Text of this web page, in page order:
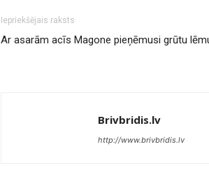
Iepriekšējais raksts
Ar asarām acīs Magone pieņēmusi grūtu
Brivbridis.lv
http://www.brivbridis.lv